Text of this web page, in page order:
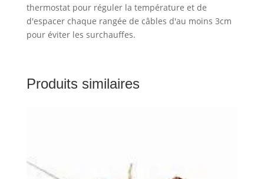
thermostat pour réguler la température et de
d'espacer chaque rangée de câbles d'au moins 3cm
pour éviter les surchauffes.
Produits similaires